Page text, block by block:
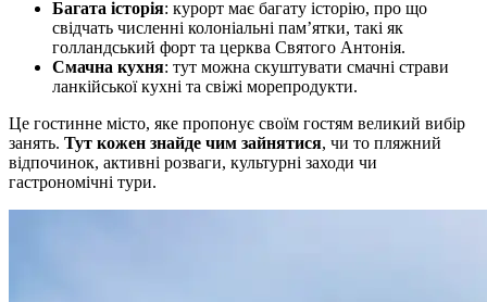
Багата історія: курорт має багату історію, про що
свідчать численні колоніальні пам’ятки, такі як
голландський форт та церква Святого Антонія.
Смачна кухня: тут можна скуштувати смачні страви
ланкійської кухні та свіжі морепродукти.
Це гостинне місто, яке пропонує своїм гостям великий вибір
занять. Тут кожен знайде чим зайнятися, чи то пляжний
відпочинок, активні розваги, культурні заходи чи
гастрономічні тури.